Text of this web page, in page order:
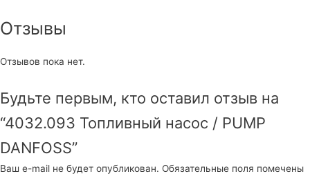
Отзывы
Отзывов пока нет.
Будьте первым, кто оставил отзыв на
“4032.093 Топливный насос / PUMP
DANFOSS”
Ваш e-mail не будет опубликован. Обязательные поля помечены